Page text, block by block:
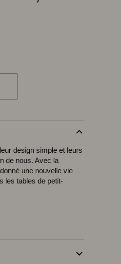
design simple et leurs
de nous. Avec la
une nouvelle vie
les tables de petit-